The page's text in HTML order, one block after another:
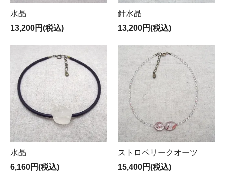
水晶
13,200円(税込)
針水晶
13,200円(税込)
水晶
6,160円(税込)
ストロベリークオーツ
15,400円(税込)